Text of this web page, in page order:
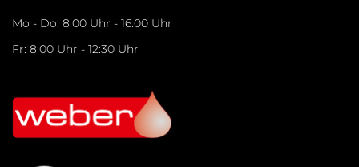
Mo - Do: 8:00 Uhr - 16:00 Uhr
Fr: 8:00 Uhr - 12:30 Uhr